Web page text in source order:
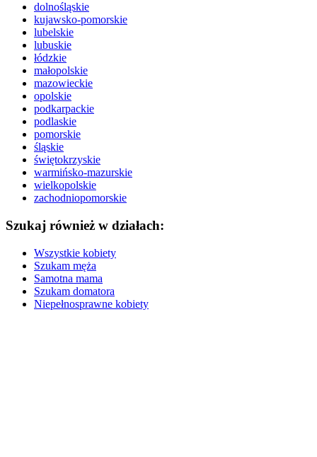
dolnośląskie
kujawsko-pomorskie
lubelskie
lubuskie
łódzkie
małopolskie
mazowieckie
opolskie
podkarpackie
podlaskie
pomorskie
śląskie
świętokrzyskie
warmińsko-mazurskie
wielkopolskie
zachodniopomorskie
Szukaj również w działach:
Wszystkie kobiety
Szukam męża
Samotna mama
Szukam domatora
Niepełnosprawne kobiety